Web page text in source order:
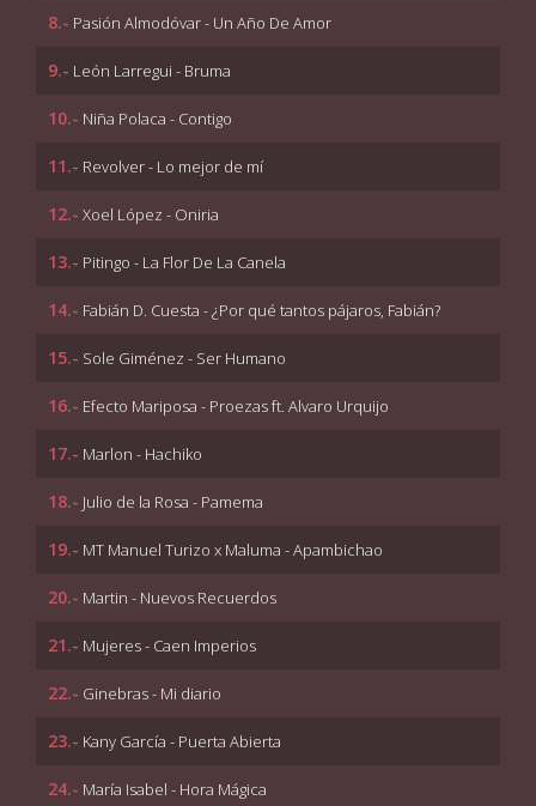
8.- Pasión Almodóvar - Un Año De Amor
9.- León Larregui - Bruma
10.- Niña Polaca - Contigo
11.- Revolver - Lo mejor de mí
12.- Xoel López - Oniria
13.- Pitingo - La Flor De La Canela
14.- Fabián D. Cuesta - ¿Por qué tantos pájaros, Fabián?
15.- Sole Giménez - Ser Humano
16.- Efecto Mariposa - Proezas ft. Alvaro Urquijo
17.- Marlon - Hachiko
18.- Julio de la Rosa - Pamema
19.- MT Manuel Turizo x Maluma - Apambichao
20.- Martin - Nuevos Recuerdos
21.- Mujeres - Caen Imperios
22.- Ginebras - Mi diario
23.- Kany García - Puerta Abierta
24.- María Isabel - Hora Mágica